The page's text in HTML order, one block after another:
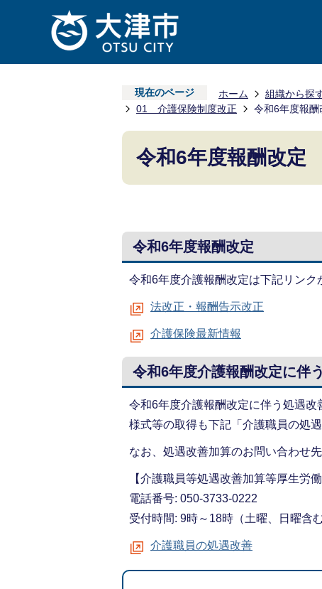
現在のページ ホーム 組織から探
01 介護保険制度改正
令和6年度報酬
令和6年度報酬改定
令和6年度報酬改定
令和6年度介護報酬改定は下記リンク
法改正・報酬告示改正
介護保険最新情報
令和6年度介護報酬改定に伴
令和6年度介護報酬改定に伴う処遇改
様式等の取得も下記「介護職員の処
なお、処遇改善加算のお問い合わせ
【介護職員等処遇改善加算等厚生労
電話番号: 050-3733-0222
受付時間: 9時～18時（土曜、日曜含む
介護職員の処遇改善